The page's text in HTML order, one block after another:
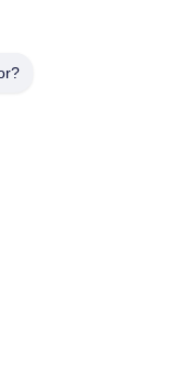
LC RPA de